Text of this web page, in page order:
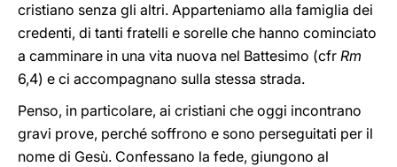
cristiano senza gli altri. Apparteniamo alla famiglia dei
credenti, di tanti fratelli e sorelle che hanno cominciato
a camminare in una vita nuova nel Battesimo (cfr Rm
6,4) e ci accompagnano sulla stessa strada.
Penso, in particolare, ai cristiani che oggi incontrano
gravi prove, perché soffrono e sono perseguitati per il
nome di Gesù. Confessano la fede, giungono al